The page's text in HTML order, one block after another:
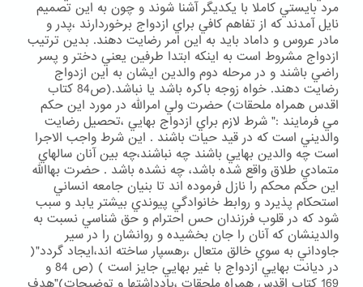
مرد بايستي كاملا با يكديگر آشنا شوند و چون به اين تصميم
نايل آمدند كه از تفاهم كافي براي ازدواج برخوردارند ،پدر و
مادر عروس و داماد بايد به اين امر رضايت دهند. بدين ترتيب
ازدواج مشروط است به اينكه ابتدا طرفين يعني دختر و پسر
راضي باشند و در مرحله دوم والدين ايشان به اين ازدواج
رضايت دهند. خواه زوجه باكره باشد يا نباشد.(ص84 كتاب
اقدس همراه ملحقات) حضرت ولي امرالله در مورد اين حكم
مي فرمايند :" شرط لازم براي ازدواج بهايي ،تحصيل رضايت
والديني است كه در قيد حيات باشند . اين شرط واجب الاجرا
است چه والدين بهايي باشند چه نباشند،چه بين آنان سالهاي
متمادي طلاق واقع شده باشد، چه نشده باشد . حضرت بهاالله
اين حكم محكم را نازل فرموده اند تا بنيان جامعه انساني
استحكام پذيرد و روابط خانوادگي پيوندي بيشتر يابد و سبب
شود كه در قلوب فرزندان حس احترام و حق شناسي نسبت به
والدينشان كه آنان را جان بخشيده و روانشان را در سير
جاوداني به سوي خالق متعال ،رهسپار ساخته اند،ايجاد گردد"(
در ديانت بهايي ازدواج با غير بهايي جايز است ) (ص 84 و